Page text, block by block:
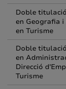
Doble
en Geografia i
en Turisme
Doble
en
Direcció
Turisme